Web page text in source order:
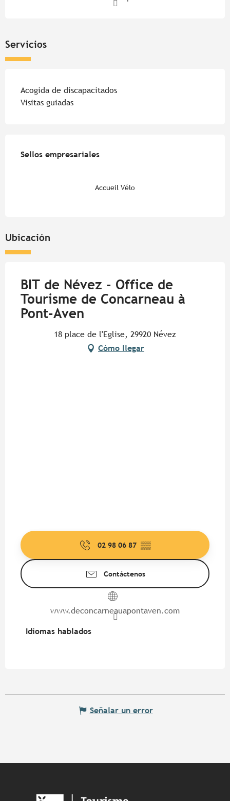
Servicios
Acogida de discapacitados
Visitas guiadas
Sellos empresariales
Sellos empresariales
Accueil Vélo
Ubicación
BIT de Névez - Office de
Tourisme de Concarneau à
Pont-Aven
18 place de l'Eglise, 29920 Névez
Cómo llegar
02 98 06 87 ▒▒
Contáctenos
www.deconcarneauapontaven.com
Idiomas hablados
Idiomas hablados
Señalar un error